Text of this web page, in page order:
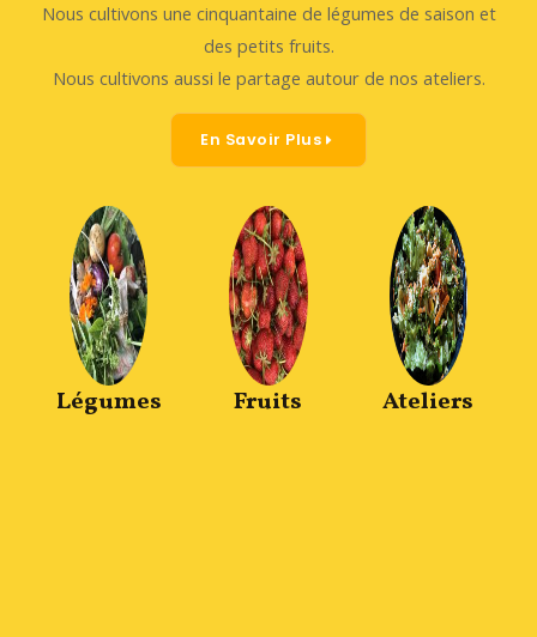
Nous cultivons une cinquantaine de légumes de saison et
des petits fruits.
Nous cultivons aussi le partage autour de nos ateliers.
En Savoir Plus
Légumes Fruits Ateliers